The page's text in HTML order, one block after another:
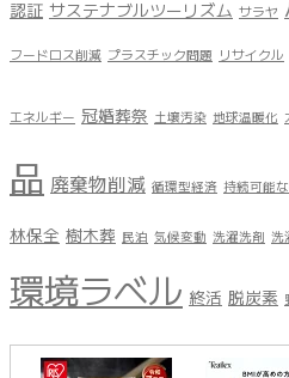
認証 サステナブルツーリズム サラヤ
フードロス削減 プラスチック問題 リサイクル
エネルギー 冠婚葬祭 土壌汚染 地球温暖化
品 廃棄物削減 循環型経済 持続可能
林保全 樹木葬 民泊 気候変動 洗濯洗剤 洗
環境ラベル 終活 脱炭素